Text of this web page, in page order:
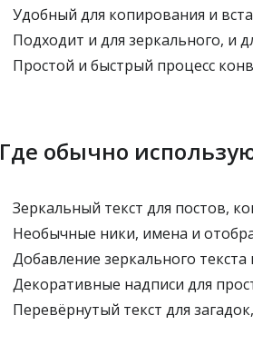
Удобный для копирования и
Подходит и для зеркального, и
Простой и быстрый процесс
Где обычно
Зеркальный текст для постов,
Необычные ники, имена и
Добавление зеркального
Декоративные надписи для
Перевёрнутый текст для